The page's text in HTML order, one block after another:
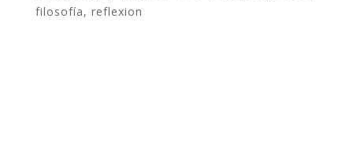
filosofía, reflexion